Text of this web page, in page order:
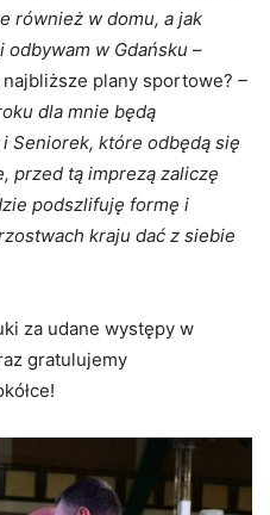
również w domu, a jak
w Gdańsku –
plany sportowe? –
dla mnie będą
Seniorek, które odbędą się
przed tą imprezą zaliczę
podszlifuję formę i
kraju dać z siebie
za udane występy w
gratulujemy